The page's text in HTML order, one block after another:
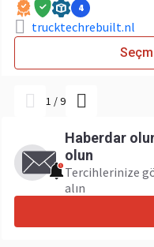
4
trucktechrebuilt.nl
1 /9
Haberdar
olun
Tercihlerinize
alın